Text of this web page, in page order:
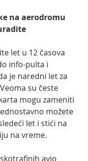
na aerodromu
let u 12 časova
info-pulta i
je naredni let za
su česte
mogu zameniti
možete
let i stići na
na vreme.
avio